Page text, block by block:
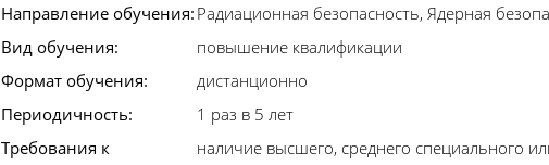
Направление обучения: Радиационная безопасность, Ядерная
Вид обучения:
повышение квалификации
Формат обучения:
дистанционно
Периодичность:
1 раз в 5 лет
Требования к
наличие высшего, среднего специального